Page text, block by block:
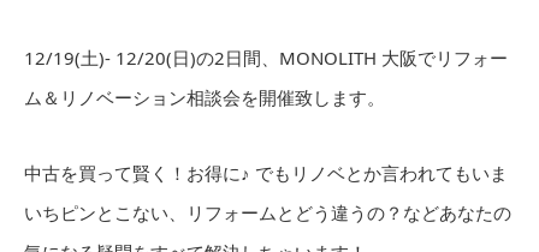
12/19(土)- 12/20(日)の2日間、MONOLITH 大阪でリフォー
ム＆リノベーション相談会を開催致します。
中古を買って賢く！お得に♪ でもリノベとか言われてもいま
いちピンとこない、リフォームとどう違うの？などあなたの